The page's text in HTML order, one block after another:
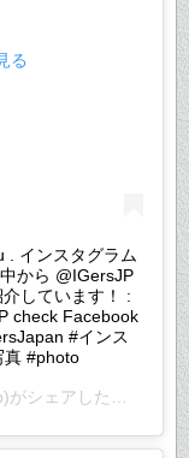
る
. インスタグラム
から @IGersJP
しています！ :
check Facebook
#インス
真 #photo
シェアした投稿 –